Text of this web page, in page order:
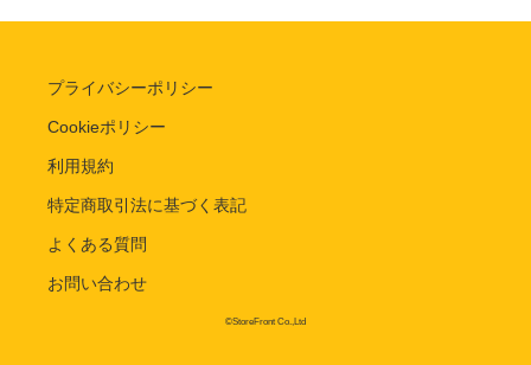
プライバシーポリシー
Cookieポリシー
利用規約
特定商取引法に基づく表記
よくある質問
お問い合わせ
©StoreFront Co.,Ltd